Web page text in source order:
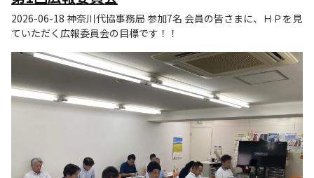
2026-06-18 神奈川代協事務局 参加7名 会員の皆さまに、ＨＰを見
ていただく広報委員会の目標です！！